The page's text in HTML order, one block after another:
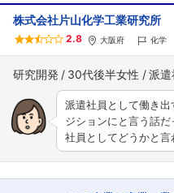
株式会社片山化学工業研究所
2.8 大阪府 化学
研究開発 30代後半女性 派遣
派遣社員として働き
ジションにと言う話
社員としてどうかと